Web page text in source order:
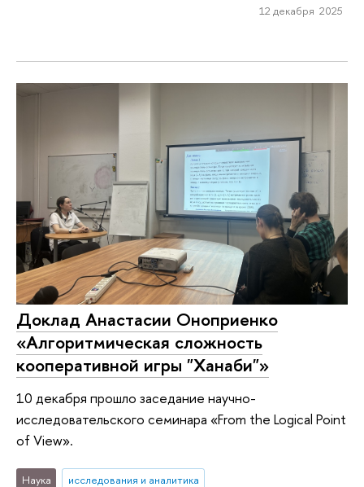
12 декабря 2025
Доклад Анастасии Оноприенко
«Алгоритмическая сложность
кооперативной игры "Ханаби"»
10 декабря прошло заседание научно-
исследовательского семинара «From the Logical Point
of View».
Наука исследования и аналитика